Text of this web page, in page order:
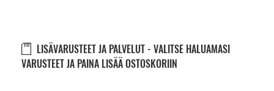
LISÄVARUSTEET JA PALVELUT - VALITSE HALUAMASI
VARUSTEET JA PAINA LISÄÄ OSTOSKORIIN